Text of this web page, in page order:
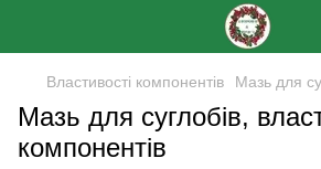
Властивості компонентів Мазь для
Мазь для суглобів,
компонентів